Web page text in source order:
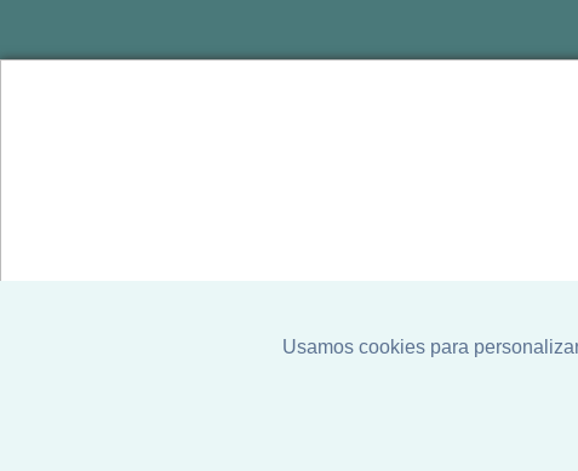
Usamos cookies para